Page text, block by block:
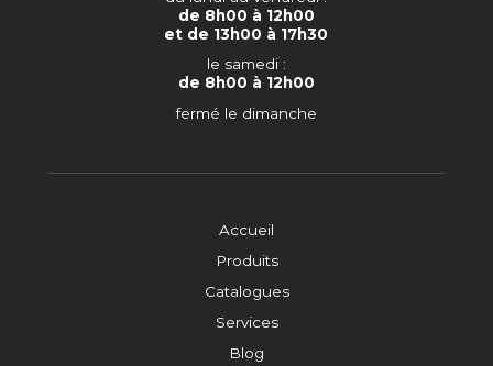
Accueil
Produits
Catalogues
Services
Blog
de 8h00 à 12h00
et de 13h00 à 17h30
le samedi :
de 8h00 à 12h00
fermé le dimanche